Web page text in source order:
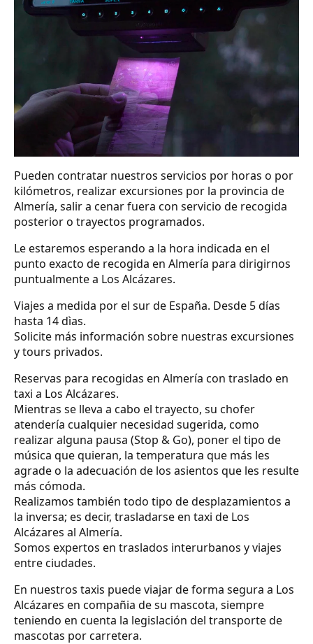
Pueden contratar nuestros servicios por horas o por
kilómetros, realizar excursiones por la provincia de
Almería, salir a cenar fuera con servicio de recogida
posterior o trayectos programados.
Le estaremos esperando a la hora indicada en el
punto exacto de recogida en Almería para dirigirnos
puntualmente a Los Alcázares.
Viajes a medida por el sur de España. Desde 5 días
hasta 14 dìas.
Solicite más información sobre nuestras excursiones
y tours privados.
Reservas para recogidas en Almería con traslado en
taxi a Los Alcázares.
Mientras se lleva a cabo el trayecto, su chofer
atendería cualquier necesidad sugerida, como
realizar alguna pausa (Stop & Go), poner el tipo de
música que quieran, la temperatura que más les
agrade o la adecuación de los asientos que les resulte
más cómoda.
Realizamos también todo tipo de desplazamientos a
la inversa; es decir, trasladarse en taxi de Los
Alcázares al Almería.
Somos expertos en traslados interurbanos y viajes
entre ciudades.
En nuestros taxis puede viajar de forma segura a Los
Alcázares en compañia de su mascota, siempre
teniendo en cuenta la legislación del transporte de
mascotas por carretera.